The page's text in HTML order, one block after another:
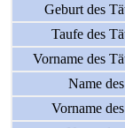
Geburt des
Taufe des
Vorname des
Name
Vorname